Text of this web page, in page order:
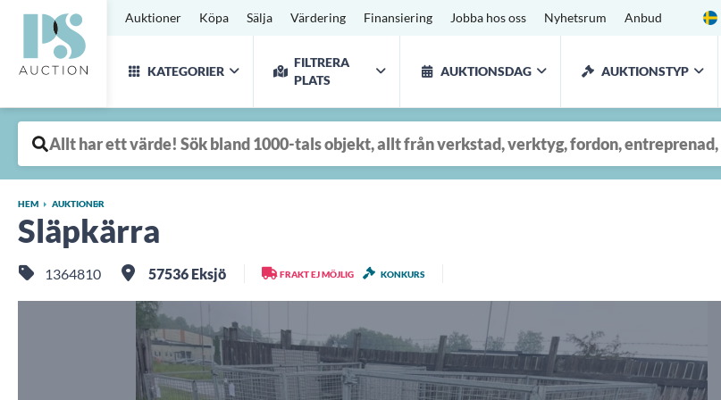
Auktioner Köpa Sälja Värdering Finansiering Jobba hos oss Nyhetsrum Anbud
KATEGORIER
FILTRERA
PLATS
AUKTIONSDAG AUKTIONSTYP
HEM AUKTIONER
Släpkärra
1364810 57536 Eksjö FRAKT EJ MÖJLIG KONKURS